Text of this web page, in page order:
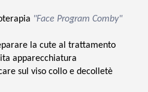
"Face Program Comby"
la cute al trattamento
apparecchiatura
sul viso collo e decolletè